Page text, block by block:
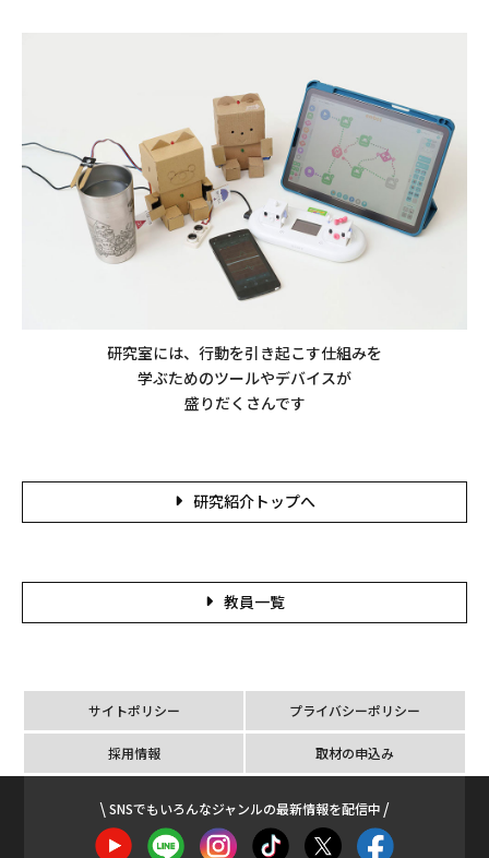
研究室には、行動を引き起こす仕組みを
学ぶためのツールやデバイスが
盛りだくさんです
研究紹介トップへ
教員一覧
サイトポリシー プライバシーポリシー
採用情報 取材の申込み
SNSでもいろんなジャンルの最新情報を配信中